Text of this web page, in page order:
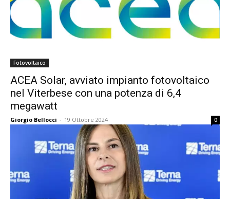
Fotovoltaico
ACEA Solar, avviato impianto fotovoltaico
nel Viterbese con una potenza di 6,4
megawatt
Giorgio Bellocci - 19 Ottobre 2024 0